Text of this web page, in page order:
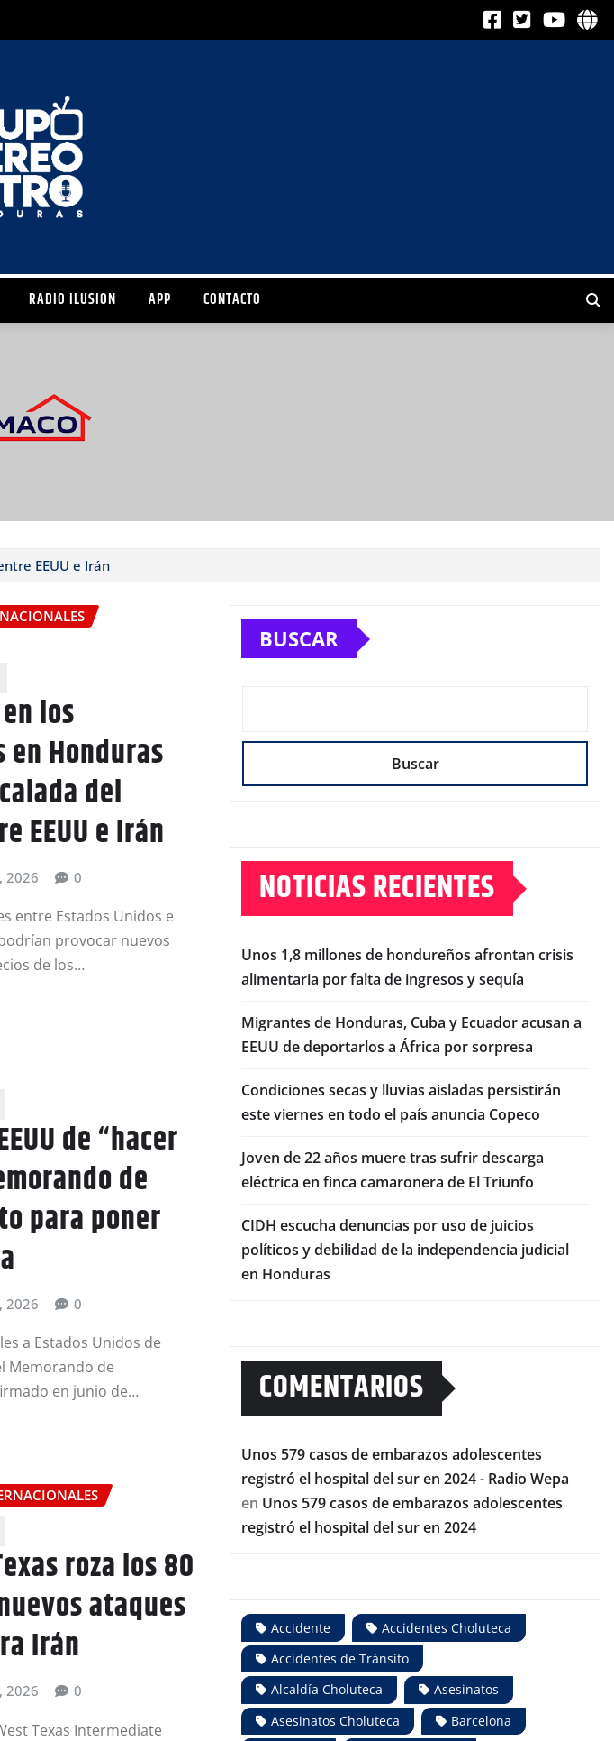
RADIO ILUSION APP CONTACTO
EEUU e Irán
los
Honduras
del
EEUU e Irán
2026 0
entre Estados Unidos e
provocar nuevos
de los…
de “hacer
de
para poner
2026 0
a Estados Unidos de
Memorando de
en junio de…
roza los 80
ataques
Irán
2026 0
Texas Intermediate
BUSCAR
Buscar
NOTICIAS RECIENTES
Unos 1,8 millones de hondureños afrontan crisis
alimentaria por falta de ingresos y sequía
Migrantes de Honduras, Cuba y Ecuador acusan a
EEUU de deportarlos a África por sorpresa
Condiciones secas y lluvias aisladas persistirán
este viernes en todo el país anuncia Copeco
Joven de 22 años muere tras sufrir descarga
eléctrica en finca camaronera de El Triunfo
CIDH escucha denuncias por uso de juicios
políticos y debilidad de la independencia judicial
en Honduras
COMENTARIOS
Unos 579 casos de embarazos adolescentes
registró el hospital del sur en 2024 - Radio Wepa
en Unos 579 casos de embarazos adolescentes
registró el hospital del sur en 2024
Accidente
Accidentes Choluteca
Accidentes de Tránsito
Alcaldía Choluteca
Asesinatos
Asesinatos Choluteca
Barcelona